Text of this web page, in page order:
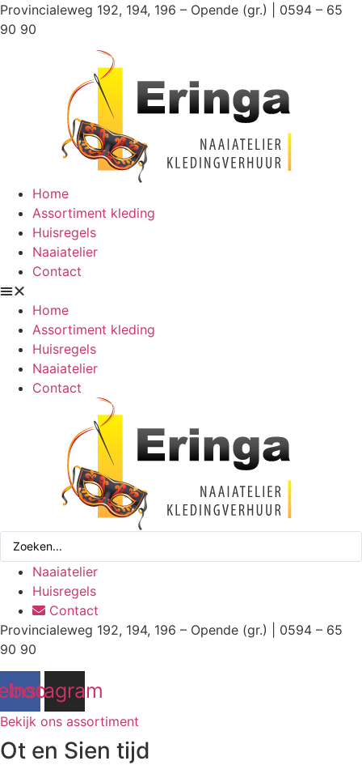
Ga
naar
Provincialeweg 192, 194, 196 – Opende (gr.) | 0594 – 65
90 90
Home
Assortiment kleding
Huisregels
Naaiatelier
Contact
Home
Assortiment kleding
Huisregels
Naaiatelier
Contact
Search
Naaiatelier
Huisregels
Contact
Provincialeweg 192, 194, 196 – Opende (gr.) | 0594 – 65
90 90
Instagram
Bekijk ons assortiment
Ot en Sien tijd